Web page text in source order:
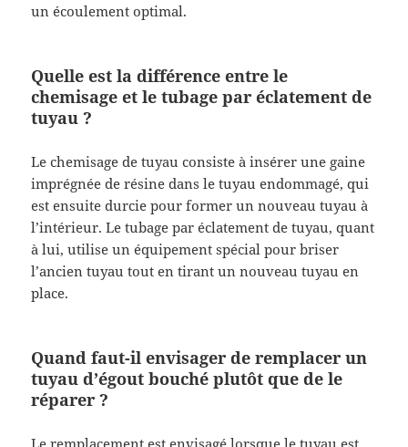
un écoulement optimal.
Quelle est la différence entre le
chemisage et le tubage par éclatement de
tuyau ?
Le chemisage de tuyau consiste à insérer une gaine
imprégnée de résine dans le tuyau endommagé, qui
est ensuite durcie pour former un nouveau tuyau à
l’intérieur. Le tubage par éclatement de tuyau, quant
à lui, utilise un équipement spécial pour briser
l’ancien tuyau tout en tirant un nouveau tuyau en
place.
Quand faut-il envisager de remplacer un
tuyau d’égout bouché plutôt que de le
réparer ?